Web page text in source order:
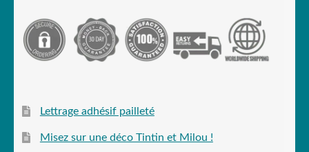
Lettrage adhésif pailleté
Misez sur une déco Tintin et Milou !